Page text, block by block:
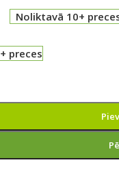
Noliktavā 10+
preces